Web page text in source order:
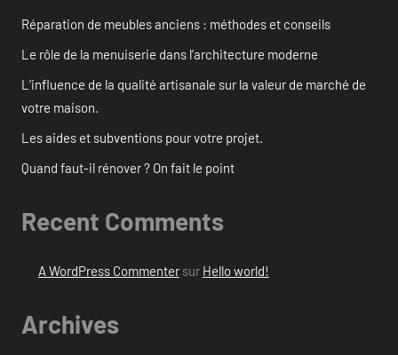
Réparation de meubles anciens : méthodes et conseils
Le rôle de la menuiserie dans l’architecture moderne
L’influence de la qualité artisanale sur la valeur de marché de
votre maison.
Les aides et subventions pour votre projet.
Quand faut-il rénover ? On fait le point
Recent Comments
A WordPress Commentersur Hello world!
Archives